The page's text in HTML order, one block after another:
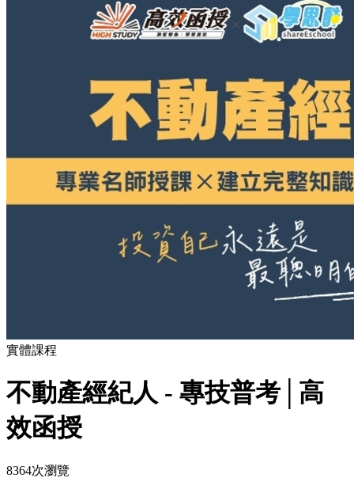
實體課程
不動產經紀人 - 專技普考│高
效函授
8364次瀏覽